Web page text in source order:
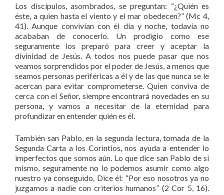
Los discípulos, asombrados, se preguntan: “¿Quién es
éste, a quien hasta el viento y el mar obedecen?” (Mc 4,
41). Aunque convivían con él día y noche, todavía no
acababan de conocerlo. Un prodigio como ese
seguramente los preparó para creer y aceptar la
divinidad de Jesús. A todos nos puede pasar que nos
veamos sorprendidos por el poder de Jesús, a menos que
seamos personas periféricas a él y de las que nunca se le
acercan para evitar comprometerse. Quien conviva de
cerca con el Señor, siempre encontrará novedades en su
persona, y vamos a necesitar de la eternidad para
profundizar en entender quién es él.
También san Pablo, en la segunda lectura, tomada de la
Segunda Carta a los Corintios, nos ayuda a entender lo
imperfectos que somos aún. Lo que dice san Pablo de sí
mismo, seguramente no lo podemos asumir como algo
nuestro ya conseguido. Dice él: “Por eso nosotros ya no
juzgamos a nadie con criterios humanos” (2 Cor 5, 16).